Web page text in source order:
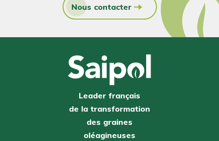
Nous contacter
Leader français
de la transformation
des graines
oléagineuses